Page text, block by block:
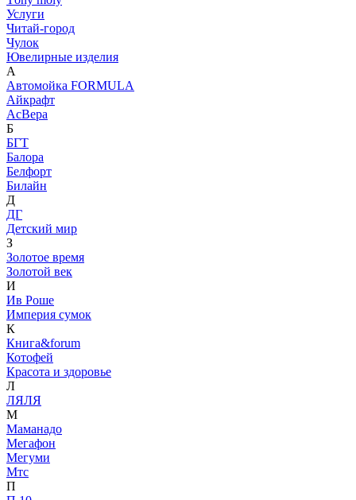
Услуги
Читай-город
Чулок
Ювелирные изделия
А
Автомойка FORMULA
Айкрафт
АсВера
Б
БГТ
Балора
Белфорт
Билайн
Д
ДГ
Детский мир
З
Золотое время
Золотой век
И
Ив Роше
Империя сумок
К
Книгa&forum
Котофей
Красота и здоровье
Л
ЛЯЛЯ
М
Маманадо
Мегафон
Мегуми
Мтс
П